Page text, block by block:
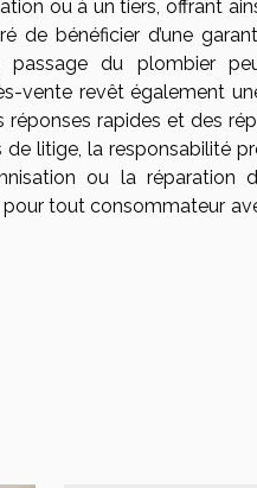
ou à un tiers, offrant
de bénéficier d’une
du plombier
vente revêt également
réponses rapides et des
litige, la responsabilité
ou la réparation
tout consommateur